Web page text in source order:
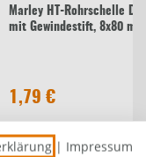
Marley HT-Rohrschelle DN
mit Gewindestift, 8x80 mm
1,79 €
| Impressum